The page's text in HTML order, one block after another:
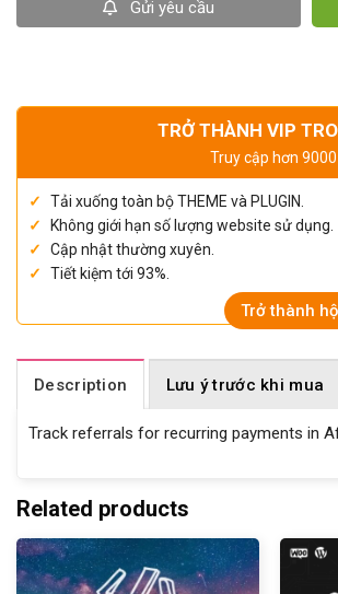
Gửi yêu cầu
TRỞ THÀNH VIP
Truy cập hơn
Tải xuống toàn bộ THEME và PLUGIN.
Không giới hạn số lượng website sử dụng.
Cập nhật thường xuyên.
Tiết kiệm tới 93%.
Trở thành
Description Lưu ý trước khi mua
Track referrals for recurring payments in
Related products